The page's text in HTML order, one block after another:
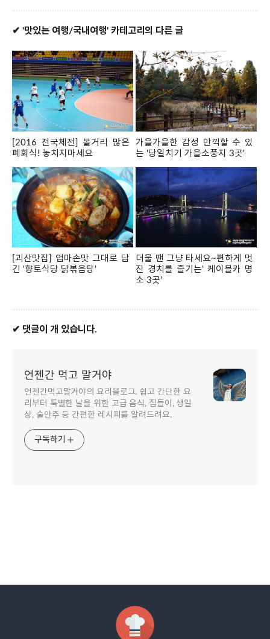
✔ '맛있는 여행/국내여행' 카테고리의 다른 글
[2016 전국체전] 볼거리 많은
폐회식! 놓치지마세요
가을가을한 감성 만끽할 수 있
는 '당일치기 가을소풍지 3곳'
[괴산맛집] 엄마손맛 그대로 담
긴 '향토식당 닭볶음탕'
더울 땐 그냥 타세요~편하게 멋
진 경치를 즐기는' 케이블카 명
소 3곳'
✔ 댓글이 개 있습니다.
언젠간 먹고 말거야
언젠간먹고말거야의 요리블로그. 쉽고 간단한 요
리부터 특별한 날을 위한 고급 음식, 집들이, 생일
상, 술안주 등 간편한 레시피를 알려드려요.
구독하기